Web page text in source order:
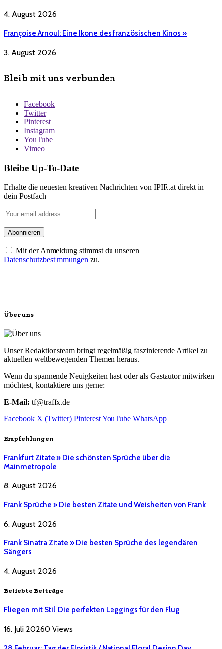
4. August 2026
Françoise Arnoul: Eine Ikone des französischen Kinos »
3. August 2026
Bleib mit uns verbunden
Facebook
Twitter
Pinterest
Instagram
YouTube
Vimeo
Bleibe Up-To-Date
Erhalte die neuesten kreativen Nachrichten von IPIR.at direkt in
dein Postfach
Mit der Anmeldung stimmst du unseren
Datenschutzbestimmungen zu.
Über uns
Unser Redaktionsteam bringt regelmäßig faszinierende Artikel zu
aktuellen weltbewegenden Themen heraus.
Wenn du spannende Neuigkeiten hast oder als Gastautor mitwirken
möchtest, kontaktiere uns gerne:
E-Mail: tf@traffx.de
Facebook X (Twitter) PinterestYouTube WhatsApp
Empfehlungen
Frankfurt Zitate » Die schönsten Sprüche über die
Mainmetropole
8. August 2026
Frank Sprüche » Die besten Zitate und Weisheiten von Frank
6. August 2026
Frank Sinatra Zitate » Die besten Sprüche des legendären
Sängers
4. August 2026
Beliebte Beiträge
Fliegen mit Stil: Die perfekten Leggings für den Flug
16. Juli 20260 Views